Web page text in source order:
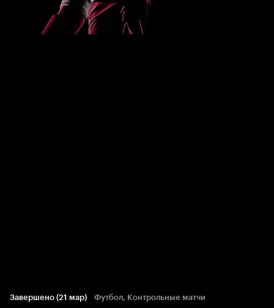
Завершено (21 мар) Футбол, Контрольные матчи